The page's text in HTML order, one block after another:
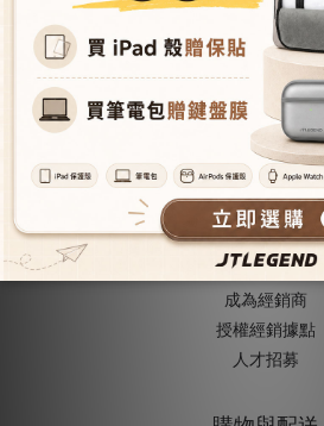
關於我們
關於JTLEGEND
成為VIP會員
型號導覽
會員推薦機制
成為經銷商
授權經銷據點
人才招募